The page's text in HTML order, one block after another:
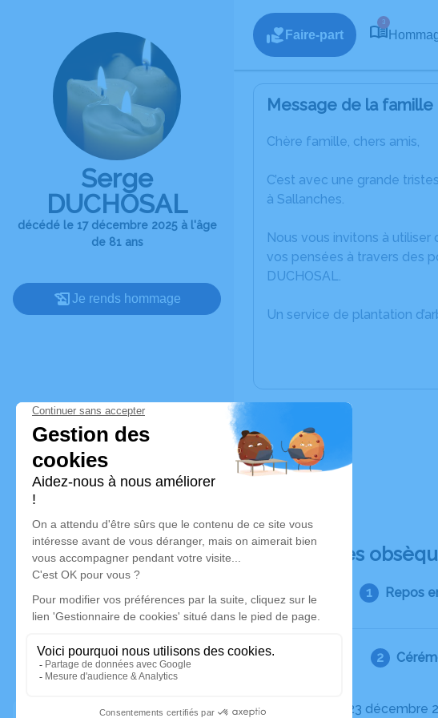
Serge
DUCHOSAL
décédé le 17 décembre 2025 à l'âge
de 81 ans
Je rends hommage
Faire-part
3
Message de la famille
Chère famille, chers amis,
C’est avec une grande
à Sallanches.
Nous vous invitons à
vos pensées à travers des
DUCHOSAL.
Un service de plantation
Déroulé des
Repos
Le mardi 23 décembre